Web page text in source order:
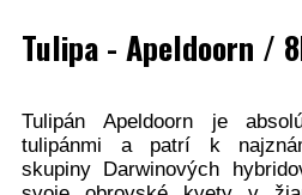
Tulipa - Apeldoorn /
Tulipán Apeldoorn je
tulipánmi a patrí k
skupiny Darwinových